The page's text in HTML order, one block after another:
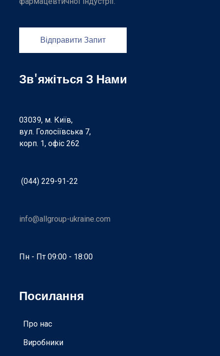
Відправити Запит
Зв'яжіться З Нами
03039, м. Київ,
вул. Голосіївська 7,
корп. 1, офіс 262
(044) 229-91-22
info@allgroup-ukraine.com
Пн - Пт 09:00 - 18:00
Посилання
Про нас
Виробники